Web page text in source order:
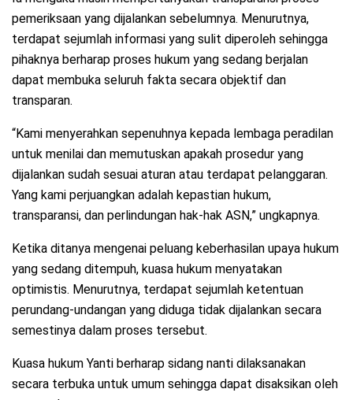
pemeriksaan yang dijalankan sebelumnya. Menurutnya,
terdapat sejumlah informasi yang sulit diperoleh sehingga
pihaknya berharap proses hukum yang sedang berjalan
dapat membuka seluruh fakta secara objektif dan
transparan.
“Kami menyerahkan sepenuhnya kepada lembaga peradilan
untuk menilai dan memutuskan apakah prosedur yang
dijalankan sudah sesuai aturan atau terdapat pelanggaran.
Yang kami perjuangkan adalah kepastian hukum,
transparansi, dan perlindungan hak-hak ASN,” ungkapnya.
Ketika ditanya mengenai peluang keberhasilan upaya hukum
yang sedang ditempuh, kuasa hukum menyatakan
optimistis. Menurutnya, terdapat sejumlah ketentuan
perundang-undangan yang diduga tidak dijalankan secara
semestinya dalam proses tersebut.
Kuasa hukum Yanti berharap sidang nanti dilaksanakan
secara terbuka untuk umum sehingga dapat disaksikan oleh